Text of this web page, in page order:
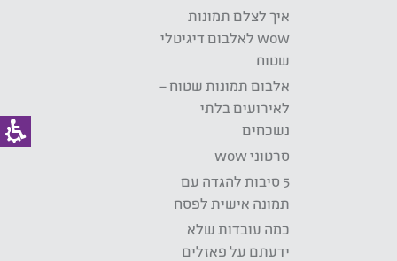
איך לצלם תמונות
wow לאלבום דיגיטלי
שטוח
אלבום תמונות שטוח –
לאירועים בלתי
נשכחים
סרטוני wow
5 סיבות להגדה עם
תמונה אישית לפסח
כמה עובדות שלא
ידעתם על פאזלים